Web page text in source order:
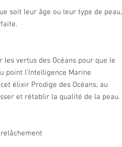
soit leur âge ou leur type de peau,
vertus des Océans pour que le
point l’Intelligence Marine
élixir Prodige des Océans, au
et rétablir la qualité de la peau.